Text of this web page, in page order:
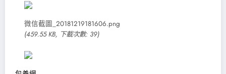
微信截圖_20181219181606.png
(459.55 KB, 下載次數: 39)